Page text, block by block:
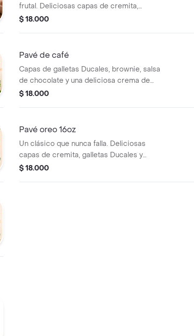
frutal. Deliciosas capas de cremita,
galletas Ducales y frutos rojos que hacen
compartir.
$ 18.000
Pavé de café
Capas de galletas Ducales, brownie, salsa
de chocolate y una deliciosa crema de
café que se combinan en cada
para compartir.
$ 18.000
Pavé oreo 16oz
Un clásico que nunca falla. Deliciosas
capas de cremita, galletas Ducales y
trozos de Oreo que crean la combinación
$ 18.000